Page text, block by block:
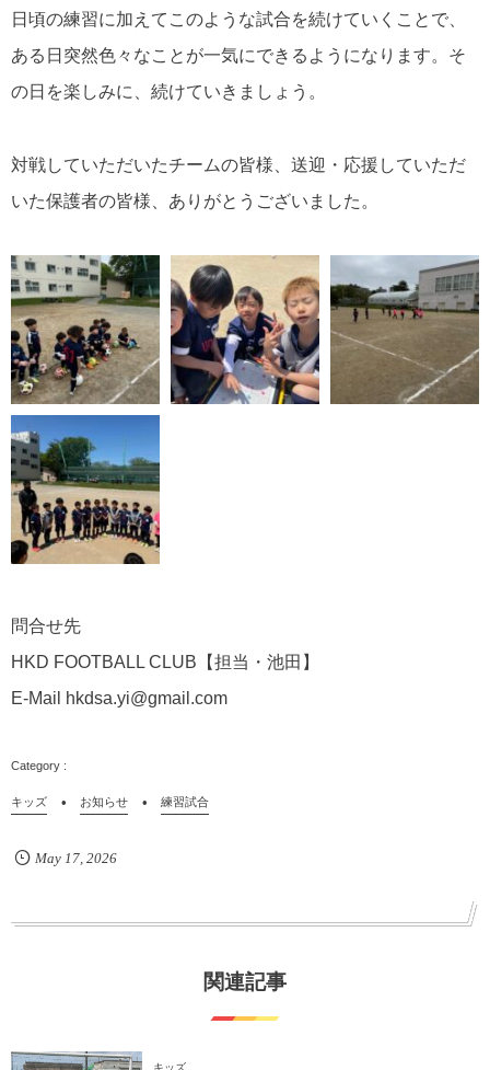
日頃の練習に加えてこのような試合を続けていくことで、
ある日突然色々なことが一気にできるようになります。 そ
の日を楽しみに、続けていきましょう。
対戦していただいたチームの皆様、送迎・応援していただ
いた保護者の皆様、ありがとうございました。
問合せ先
HKD FOOTBALL CLUB【担当・池田】
E-Mail hkdsa.yi@gmail.com
キッズ お知らせ 練習試合
May 17, 2026
関連記事
キッズ